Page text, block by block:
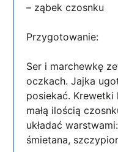
– ząbek czosnku
Przygotowanie:
Ser i marchewkę
oczkach. Jajka
posiekać.
małą ilością
układać
śmietana,